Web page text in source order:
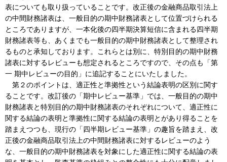
表についても取り扱っていることです。改正後の金融商品取引法上
の中間財務諸表は、一般目的の期中財務諸表として位置づけられる
ところでありますが、一本化後の四半期決算短信に含まれる四半期
財務諸表等も、あくまでも一般目的の期中財務諸表として整理され
るものと承知しております。これらとは別に、特別目的の期中財務
諸表に対するレビューも想定されるところですので、その点も「第
一 期中レビューの目的」に追記することにいたしました。
第２のポイントは、適正性と準拠性という結論表明の区別に関す
ることです。改訂後の「期中レビュー基準」では、一般目的の期中
財務諸表と特別目的の期中財務諸表のそれぞれについて、適正性に
関する結論の表明と準拠性に関する結論の表明とがあり得ることを
踏まえつつも、現行の「四半期レビュー基準」の趣旨を踏まえ、改
正後の金融商品取引法上の中間財務諸表に対するレビューのよう
な、一般目的の期中財務諸表を対象にした適正性に関する結論の表